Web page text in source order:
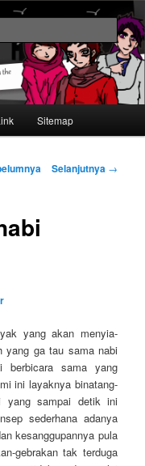
Cari
Sitemap
Selanjutnya →
yang akan menyia-
yang ga tau sama nabi
berbicara sama yang
ini layaknya binatang-
yang sampai detik ini
sederhana adanya
kesanggupannya pula
gebrakan tak terduga